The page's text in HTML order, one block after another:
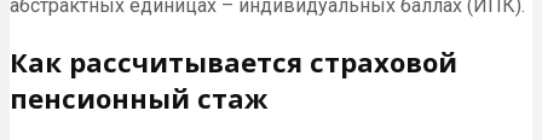
абстрактных единицах – индивидуальных баллах (ИПК).
Как рассчитывается страховой
пенсионный стаж